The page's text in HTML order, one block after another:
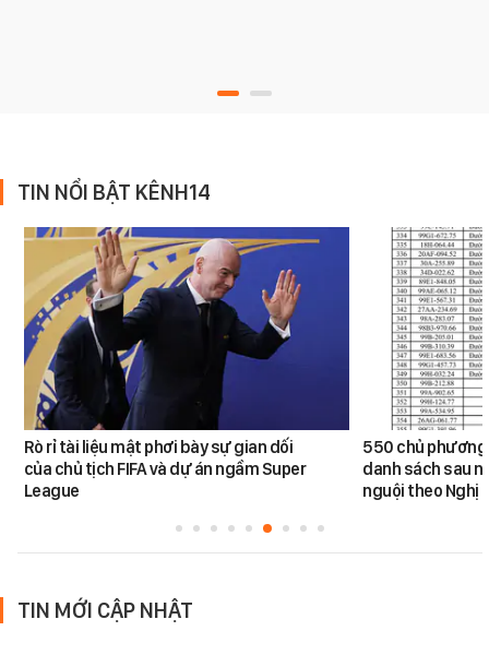
TIN NỔI BẬT KÊNH14
Rò rỉ tài liệu mật phơi bày sự gian dối
của chủ tịch FIFA và dự án ngầm Super
League
550 chủ
danh sách sau
nguội theo Nghị
TIN MỚI CẬP NHẬT